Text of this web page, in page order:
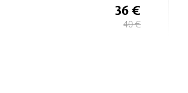
36 €
40 €